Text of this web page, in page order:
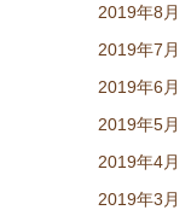
2019年8月
2019年7月
2019年6月
2019年5月
2019年4月
2019年3月